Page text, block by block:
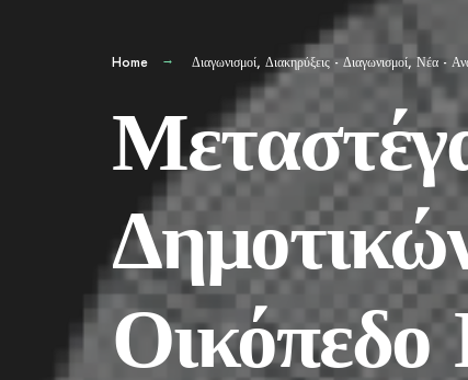
Home Διαγωνισμοί, Διακηρύξεις - Διαγωνισμοί,Νέα -